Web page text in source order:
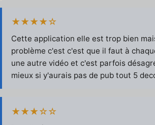
★★★★☆
Cette application elle est trop bien
problème c'est c'est que il faut à
une autre vidéo et c'est parfois
mieux si y'aurais pas de pub tout 5
★★★☆☆